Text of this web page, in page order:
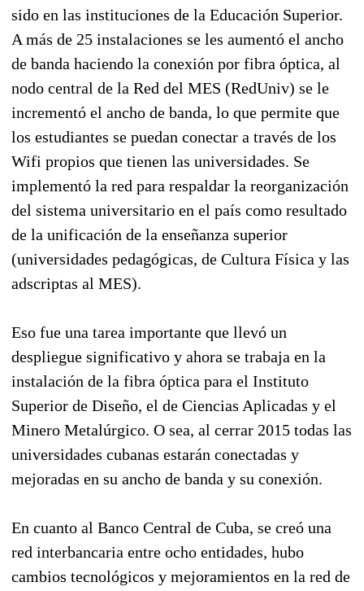
sido en las instituciones de la Educación Superior.
A más de 25 instalaciones se les aumentó el ancho
de banda haciendo la conexión por fibra óptica, al
nodo central de la Red del MES (RedUniv) se le
incrementó el ancho de banda, lo que permite que
los estudiantes se puedan conectar a través de los
Wifi propios que tienen las universidades. Se
implementó la red para respaldar la reorganización
del sistema universitario en el país como resultado
de la unificación de la enseñanza superior
(universidades pedagógicas, de Cultura Física y las
adscriptas al MES).
Eso fue una tarea importante que llevó un
despliegue significativo y ahora se trabaja en la
instalación de la fibra óptica para el Instituto
Superior de Diseño, el de Ciencias Aplicadas y el
Minero Metalúrgico. O sea, al cerrar 2015 todas las
universidades cubanas estarán conectadas y
mejoradas en su ancho de banda y su conexión.
En cuanto al Banco Central de Cuba, se creó una
red interbancaria entre ocho entidades, hubo
cambios tecnológicos y mejoramientos en la red de